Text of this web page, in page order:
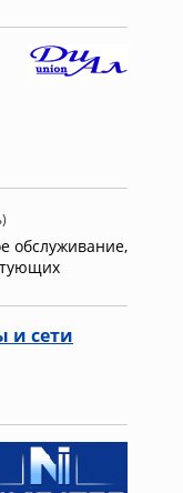
обслуживание,
и сети